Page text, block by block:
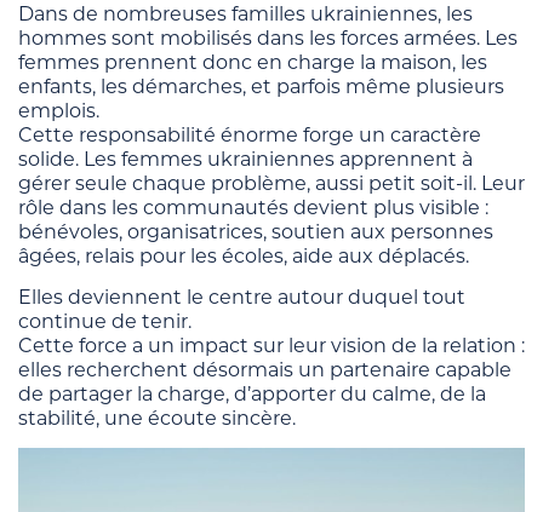
Dans de nombreuses familles ukrainiennes, les
hommes sont mobilisés dans les forces armées. Les
femmes prennent donc en charge la maison, les
enfants, les démarches, et parfois même plusieurs
emplois.
Cette responsabilité énorme forge un caractère
solide. Les femmes ukrainiennes apprennent à
gérer seule chaque problème, aussi petit soit-il. Leur
rôle dans les communautés devient plus visible :
bénévoles, organisatrices, soutien aux personnes
âgées, relais pour les écoles, aide aux déplacés.
Elles deviennent le centre autour duquel tout
continue de tenir.
Cette force a un impact sur leur vision de la relation :
elles recherchent désormais un partenaire capable
de partager la charge, d’apporter du calme, de la
stabilité, une écoute sincère.